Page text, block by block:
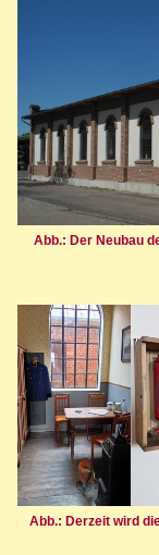
Abb.: Der Neubau
Abb.: Derzeit wird